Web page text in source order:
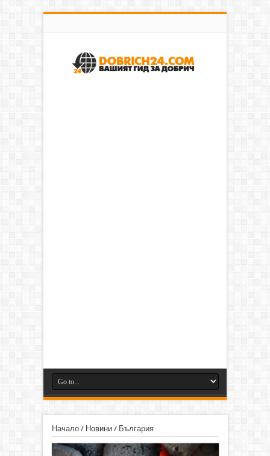
Начало/ Новини/ България